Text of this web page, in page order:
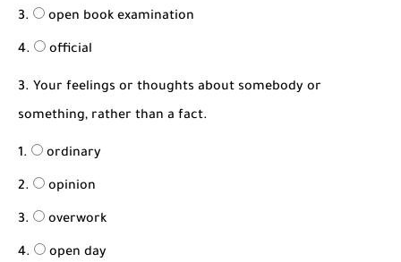
open book examination
official
3. Your feelings or thoughts about somebody or
something, rather than a fact.
ordinary
opinion
overwork
open day